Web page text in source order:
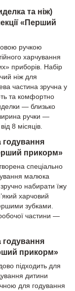
та ніж)
«Перший
ручкою
харчування
приборів. Набір
ніж для
частина зручна у
та комфортно
— близько
ручки —
8 місяців.
годування
прикорм»
спеціально
малюка
набирати їжу
харчовий
зубками.
частини —
годування
прикорм»
підходить для
дитини
для годування